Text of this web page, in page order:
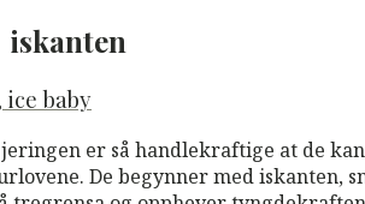
iskanten
ice baby
er så handlekraftige at de
De begynner med iskanten,